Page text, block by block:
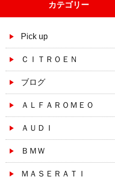
カテゴリー
Pick up
ＣＩＴＲＯＥＮ
ブログ
ＡＬＦＡＲＯＭＥＯ
ＡＵＤＩ
ＢＭＷ
ＭＡＳＥＲＡＴＩ